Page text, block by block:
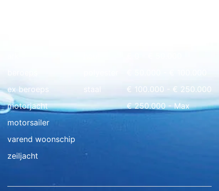
ex beroeps
motorjacht
motorsailer
varend woonschip
zeiljacht
€ 100.000 - € 250.000
€ 250.000 - Max